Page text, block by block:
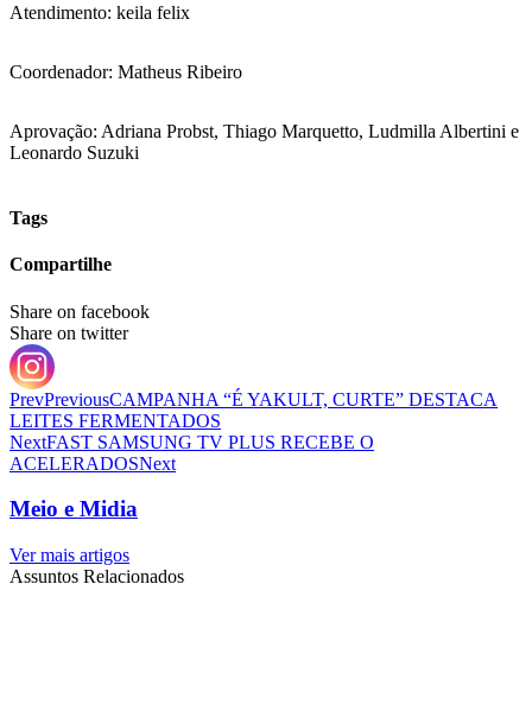
Atendimento: keila felix
Coordenador: Matheus Ribeiro
Aprovação: Adriana Probst, Thiago Marquetto, Ludmilla Albertini e
Leonardo Suzuki
Tags
Compartilhe
Share on facebook
Share on twitter
PrevPreviousCAMPANHA “É YAKULT, CURTE” DESTACA
LEITES FERMENTADOS
NextFAST SAMSUNG TV PLUS RECEBE O
ACELERADOSNext
Meio e Midia
Ver mais artigos
Assuntos Relacionados